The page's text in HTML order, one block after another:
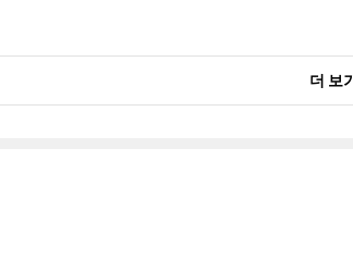
더 보기